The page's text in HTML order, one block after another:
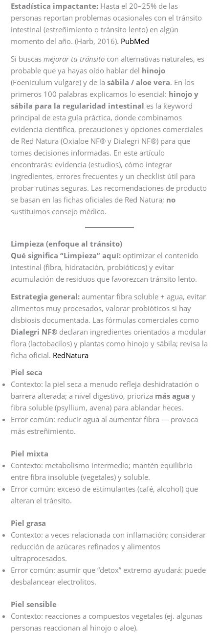
Estadística impactante: Hasta el 20–25% de las
personas reportan problemas ocasionales con el tránsito
intestinal (estreñimiento o tránsito lento) en algún
momento del año. (Harb, 2016). PubMed
Si buscasmejorar tu tránsito con alternativas naturales, es
probable que ya hayas oído hablar del hinojo
(Foeniculum vulgare) y de lasábila / aloe vera. En los
primeros 100 palabras explicamos lo esencial: hinojo y
sábila para la regularidad intestinal es la keyword
principal de esta guía práctica, donde combinamos
evidencia científica, precauciones y opciones comerciales
de Red Natura (Oxialoe NF® y Dialegri NF®) para que
tomes decisiones informadas. En este artículo
encontrarás: evidencia (estudios), cómo integrar
ingredientes, errores frecuentes y un checklist útil para
probar rutinas seguras. Las recomendaciones de producto
se basan en las fichas oficiales de Red Natura; no
sustituimos consejo médico.
Limpieza (enfoque al tránsito)
Qué significa “Limpieza” aquí: optimizar el contenido
intestinal (fibra, hidratación, probióticos) y evitar
acumulación de residuos que favorezcan tránsito lento.
Estrategia general: aumentar fibra soluble + agua, evitar
alimentos muy procesados, valorar probióticos si hay
disbiosis documentada. Las fórmulas comerciales como
Dialegri NF® declaran ingredientes orientados a modular
flora (lactobacilos) y plantas como hinojo y sábila; revisa la
ficha oficial. RedNatura
Piel seca
Contexto: la piel seca a menudo refleja deshidratación o
barrera alterada; a nivel digestivo, prioriza más agua y
fibra soluble (psyllium, avena) para ablandar heces.
Error común: reducir agua al aumentar fibra — provoca
más estreñimiento.
Piel mixta
Contexto: metabolismo intermedio; mantén equilibrio
entre fibra insoluble (vegetales) y soluble.
Error común: exceso de estimulantes (café, alcohol) que
alteran el tránsito.
Piel grasa
Contexto: a veces relacionada con inflamación; considerar
reducción de azúcares refinados y alimentos
ultraprocesados.
Error común: asumir que “detox” extremo ayudará: puede
desbalancear electrolitos.
Piel sensible
Contexto: reacciones a compuestos vegetales (ej. algunas
personas reaccionan al hinojo o aloe).